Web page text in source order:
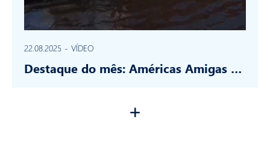
22.08.2025 - VÍDEO
Destaque do mês: Américas Amigas …